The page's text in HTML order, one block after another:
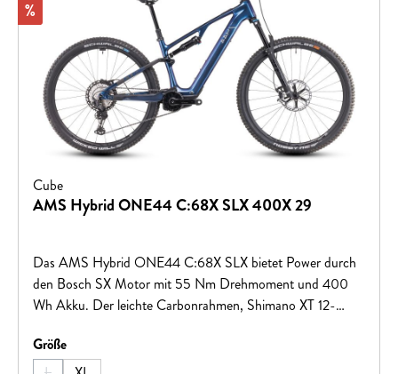
Rabatt
%
Cube
AMS Hybrid ONE44 C:68X SLX 400X 29
Das AMS Hybrid ONE44 C:68X SLX bietet Power durch
den Bosch SX Motor mit 55 Nm Drehmoment und 400
Wh Akku. Der leichte Carbonrahmen, Shimano XT 12-
Fahrwerk sorgen für top Leistung und Kontrolle. Newmen
Laufräder und 2.4 Zoll Pneus bieten perfekten Grip. Ready
Größeauswählen